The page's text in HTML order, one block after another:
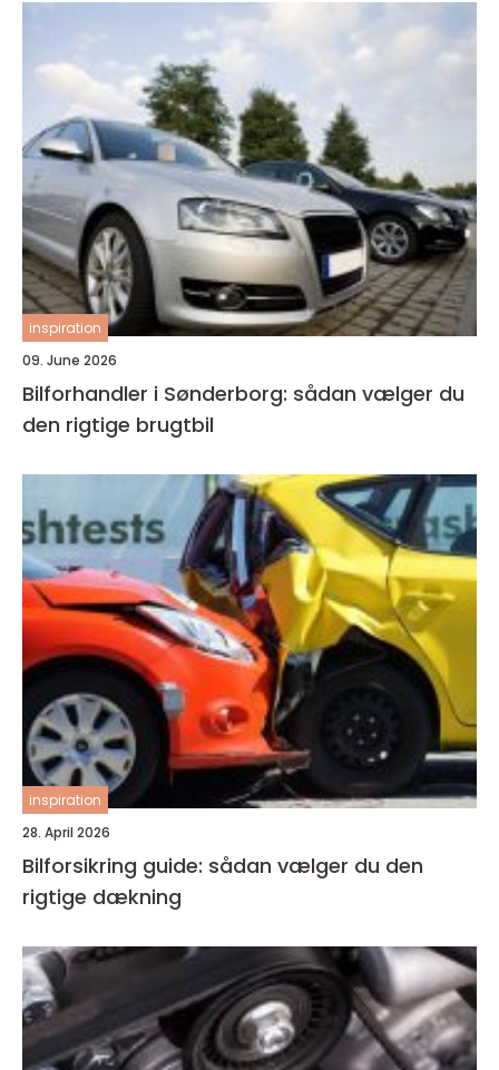
inspiration
09. June 2026
Bilforhandler i Sønderborg: sådan vælger du
den rigtige brugtbil
inspiration
28. April 2026
Bilforsikring guide: sådan vælger du den
rigtige dækning